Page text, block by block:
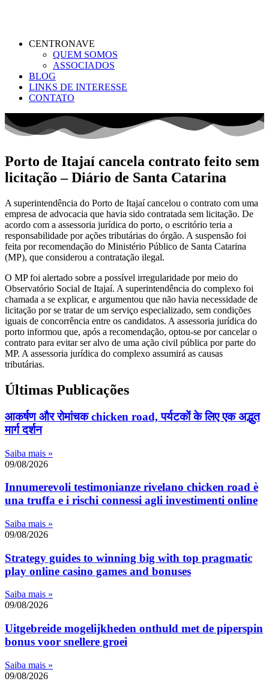
CENTRONAVE
QUEM SOMOS
ASSOCIADOS
BLOG
LINKS DE INTERESSE
CONTATO
Porto de Itajaí cancela contrato feito sem
licitação – Diário de Santa Catarina
A superintendência do Porto de Itajaí cancelou o contrato com uma
empresa de advocacia que havia sido contratada sem licitação. De
acordo com a assessoria jurídica do porto, o escritório teria a
responsabilidade por ações tributárias do órgão. A suspensão foi
feita por recomendação do Ministério Público de Santa Catarina
(MP), que considerou a contratação ilegal.
O MP foi alertado sobre a possível irregularidade por meio do
Observatório Social de Itajaí. A superintendência do complexo foi
chamada a se explicar, e argumentou que não havia necessidade de
licitação por se tratar de um serviço especializado, sem condições
iguais de concorrência entre os candidatos. A assessoria jurídica do
porto informou que, após a recomendação, optou-se por cancelar o
contrato para evitar ser alvo de uma ação civil pública por parte do
MP. A assessoria jurídica do complexo assumirá as causas
tributárias.
Últimas Publicações
आकर्षण और रोमांचक chicken road, पर्यटकों के लिए एक अद्भुत
मार्ग दर्शन
Saiba mais »
09/08/2026
Innumerevoli testimonianze rivelano chicken road è
una truffa e i rischi connessi agli investimenti online
Saiba mais »
09/08/2026
Strategy guides to winning big with top pragmatic
play online casino games and bonuses
Saiba mais »
09/08/2026
Uitgebreide mogelijkheden onthuld met de piperspin
bonus voor snellere groei
Saiba mais »
09/08/2026